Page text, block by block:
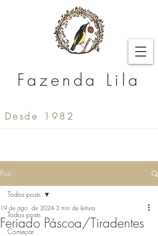
Fazenda Lila
Desde 1982
Post
Todos posts
Começar
Todos posts
Feriado Páscoa/Tiradentes
19 de ago. de 2024 3 min de leitura